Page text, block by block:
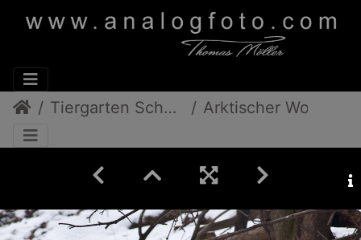
Tiergarten Schönbrunn Arktischer Wolf